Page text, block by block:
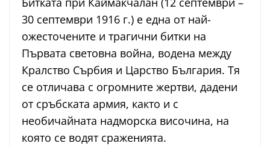
30 септември 1916 г.) е една от най-
ожесточените и трагични битки на
Първата световна война, водена между
Кралство Сърбия и Царство България. Тя
се отличава с огромните жертви, дадени
от сръбската армия, както и с
необичайната надморска височина, на
която се водят сраженията.